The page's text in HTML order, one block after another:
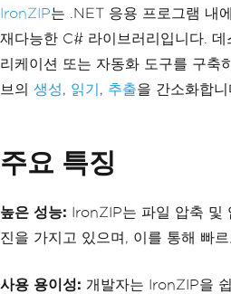
IronZIP는 .NET 응용 프로그램 내
재다능한 C# 라이브러리입니다.
리케이션 또는 자동화 도구를 구축
브의 생성, 읽기 , 추출을 간소화합니
주요 특징
높은 성능: IronZIP는 파일 압축 및
진을 가지고 있으며, 이를 통해 빠
사용 용이성: 개발자는 IronZIP을